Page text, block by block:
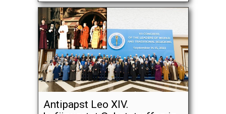
Antipapst Leo XIV.